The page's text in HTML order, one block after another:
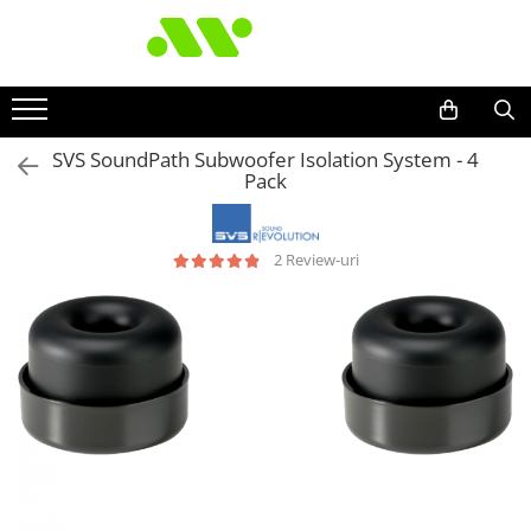
SVS SoundPath Subwoofer Isolation System - 4
Pack
2 Review-uri